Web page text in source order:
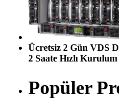
Ücretsiz 2 Gün VDS
2 Saate Hızlı
Popüler